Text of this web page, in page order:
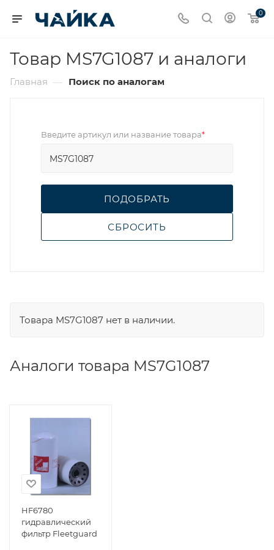
0
Товар MS7G1087 и аналоги
Главная — Поиск по аналогам
Введите артикул или название товара*
ПОДОБРАТЬ
СБРОСИТЬ
Товара MS7G1087 нет в наличии.
Аналоги товара MS7G1087
HF6780
гидравлический
фильтр Fleetguard